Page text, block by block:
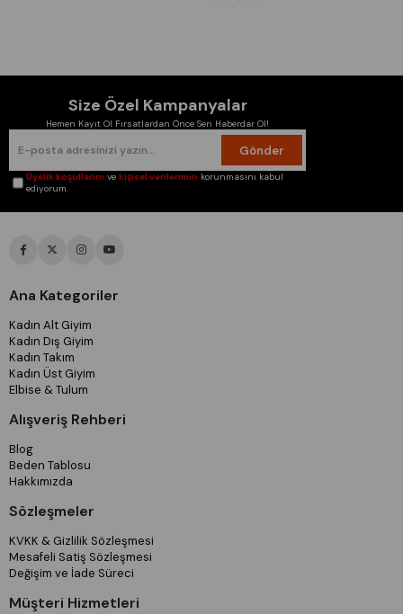
Size Özel Kampanyalar
Hemen Kayıt Ol Fırsatlardan Önce Sen Haberdar Ol!
Gönder
Üyelik koşullarını vekişisel verilerimin korunmasını kabul
ediyorum.
Ana Kategoriler
Kadın Alt Giyim
Kadın Dış Giyim
Kadın Takım
Kadın Üst Giyim
Elbise & Tulum
Alışveriş Rehberi
Blog
Beden Tablosu
Hakkımızda
Sözleşmeler
KVKK & Gizlilik Sözleşmesi
Mesafeli Satiş Sözleşmesi
Değişim ve İade Süreci
Müşteri Hizmetleri